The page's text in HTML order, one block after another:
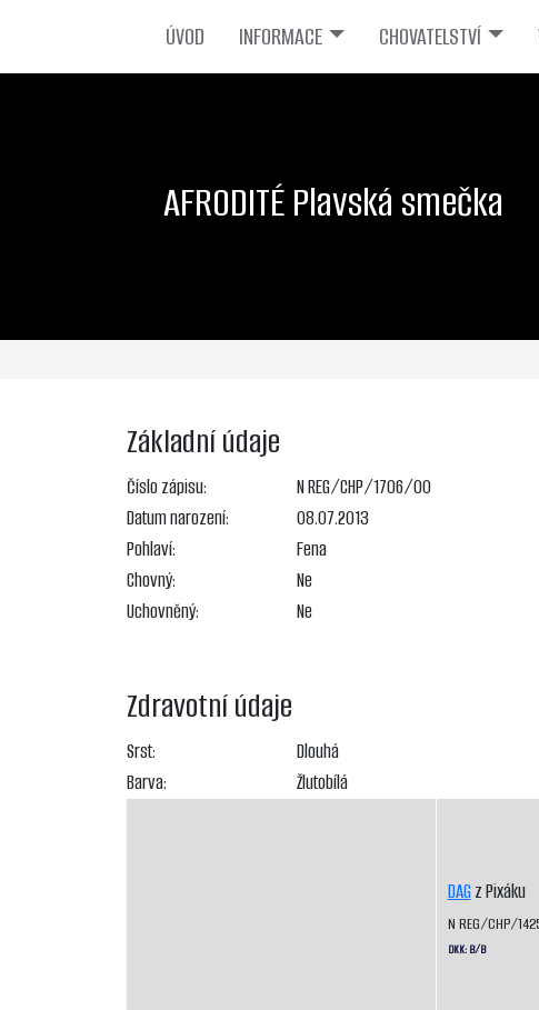
ÚVOD INFORMACE CHOVATELSTVÍ
AFRODITÉ Plavská smečka
Základní údaje
Číslo zápisu:
N REG/CHP/1706/00
Datum narození:
08.07.2013
Pohlaví:
Fena
Chovný:
Ne
Uchovněný:
Ne
Zdravotní údaje
Srst:
Dlouhá
Barva:
Žlutobílá
DAGz Pixáku
N REG/CHP/
DKK: B/B